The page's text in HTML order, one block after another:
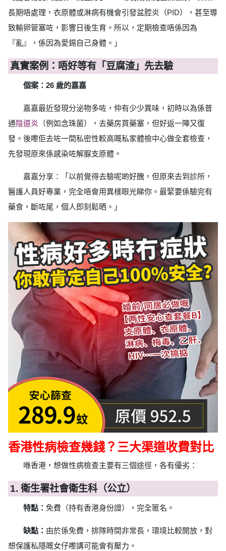
長期唔處理，衣原體或淋病有機會引發盆腔炎（PID），甚至導
致輸卵管塞咗，影響日後生育。所以，定期檢查唔係因為
『亂』，係因為愛錫自己身體。」
真實案例：唔好等有「豆腐渣」先去驗
個案：26 歲的嘉嘉
嘉嘉最近發現分泌物多咗，仲有少少異味，初時以為係普
通陰道炎 （例如念珠菌），去藥房買藥塞，但好返一陣又復
發。後嚟佢去咗一間私密性較高嘅私家體檢中心做全套檢查，
先發現原來係感染咗解脲支原體。
嘉嘉分享：「以前覺得去驗呢啲好醜，但原來去到診所，
醫護人員好專業，完全唔會用異樣眼光睇你。最緊要係驗完有
藥食，斷咗尾，個人即刻鬆晒。」
香港性病檢查幾錢？三大渠道收費對比
喺香港，想做性病檢查主要有三個途徑，各有優劣：
1. 衛生署社會衛生科（公立）
特點： 免費（持有香港身份證），完全匿名。
缺點： 由於係免費，排隊時間非常長，環境比較開放，對
想保護私隱嘅女仔嚟講可能會有壓力。